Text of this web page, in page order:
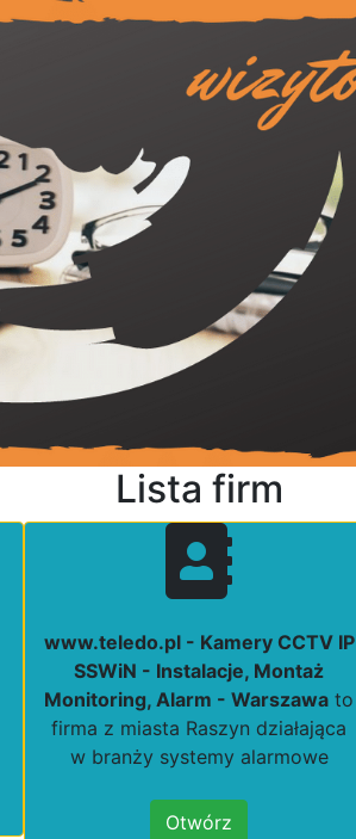
Lista firm
www.teledo.pl - Kamery CCTV IP
SSWiN - Instalacje, Montaż
Monitoring, Alarm - Warszawa to
firma z miasta Raszyn działająca
w branży systemy alarmowe
Otwórz